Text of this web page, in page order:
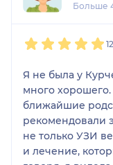
Больше
Я не была у
много
ближайшие
рекомендовали
не только УЗИ
и лечение,